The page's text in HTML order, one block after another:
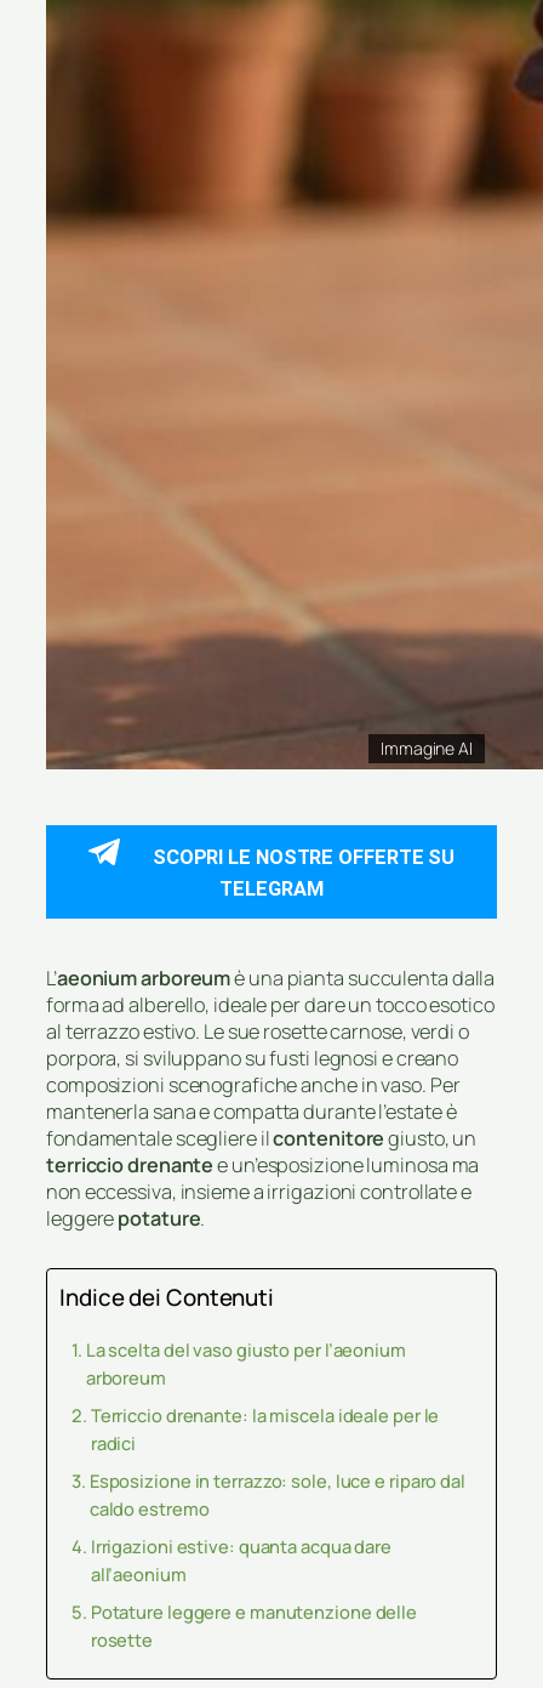
Immagine AI
SCOPRI LE NOSTRE OFFERTE SU
TELEGRAM
L’aeonium arboreumè una pianta succulenta dalla
forma ad alberello, ideale per dare un tocco esotico
al terrazzo estivo. Le sue rosette carnose, verdi o
porpora, si sviluppano su fusti legnosi e creano
composizioni scenografiche anche in vaso. Per
mantenerla sana e compatta durante l’estate è
fondamentale scegliere ilcontenitoregiusto, un
terriccio drenantee un’esposizione luminosa ma
non eccessiva, insieme a irrigazioni controllate e
leggerepotature.
Indice dei Contenuti
La scelta del vaso giusto per l’aeonium
arboreum
Terriccio drenante: la miscela ideale per le
radici
Esposizione in terrazzo: sole, luce e riparo dal
caldo estremo
Irrigazioni estive: quanta acqua dare
all’aeonium
Potature leggere e manutenzione delle
rosette